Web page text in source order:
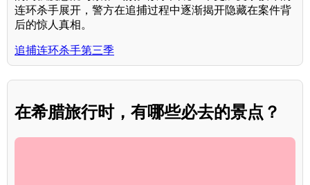
连环杀手展开，警方在追捕过程中逐渐揭开隐藏在案件背
后的惊人真相。
追捕连环杀手第三季
在希腊旅行时，有哪些必去的景点？